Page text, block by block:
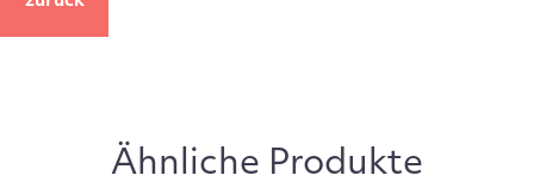
Ähnliche Produkte